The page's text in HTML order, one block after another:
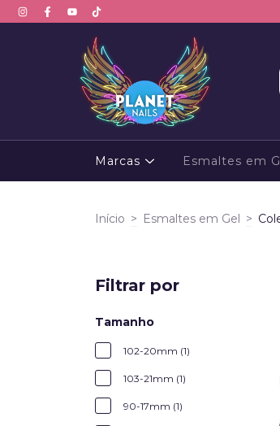
Marcas Esmaltes em
Início > Esmaltes em Gel >
Filtrar por
Tamanho
102-20mm (1)
103-21mm (1)
90-17mm (1)